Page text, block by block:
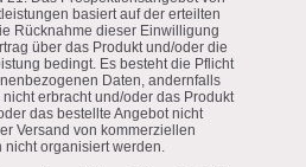
basiert auf der erteilten
Rücknahme dieser Einwilligung
über das Produkt und/oder die
bedingt. Es besteht die Pflicht
Daten, andernfalls
erbracht und/oder das Produkt
das bestellte Angebot nicht
Versand von kommerziellen
nicht organisiert werden.